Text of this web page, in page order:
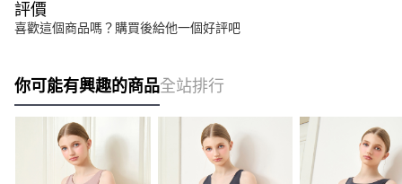
評價
喜歡這個商品嗎？購買後給他一個好評吧
你可能有興趣的商品全站排行